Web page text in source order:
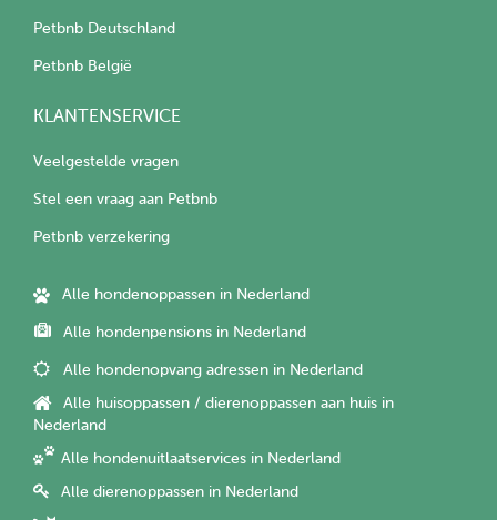
Petbnb Deutschland
Petbnb België
KLANTENSERVICE
Veelgestelde vragen
Stel een vraag aan Petbnb
Petbnb verzekering
Alle hondenoppassen in Nederland
Alle hondenpensions in Nederland
Alle hondenopvang adressen in Nederland
Alle huisoppassen / dierenoppassen aan huis in
Nederland
Alle hondenuitlaatservices in Nederland
Alle dierenoppassen in Nederland